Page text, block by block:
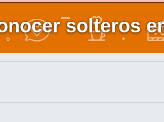
solteros